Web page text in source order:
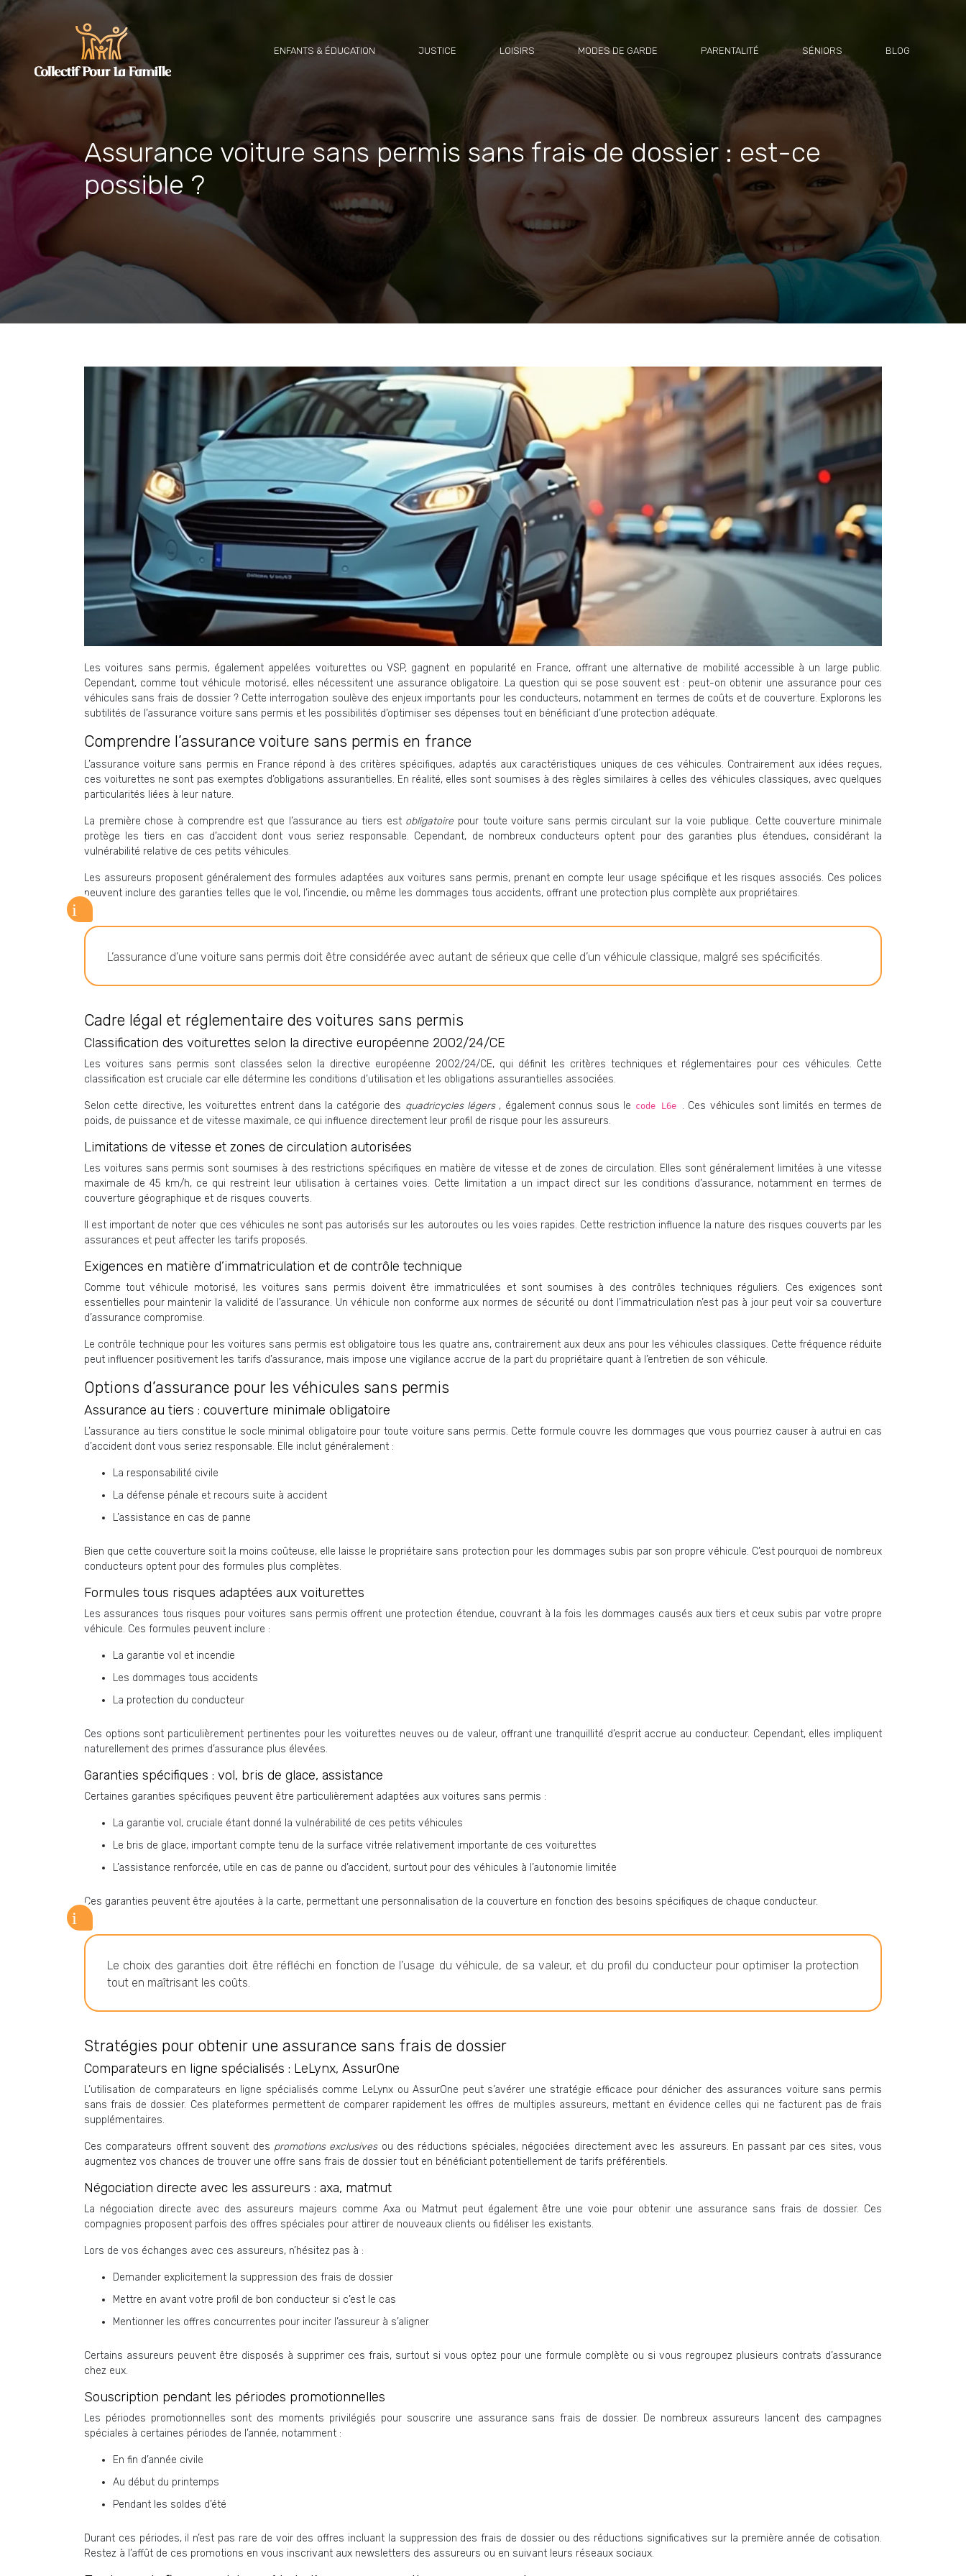
ENFANTS & ÉDUCATION JUSTICE LOISIRS MODES DE GARDE PARENTALITÉ SÉNIORS BLOG
Assurance voiture sans permis sans frais de dossier : est-ce
possible ?
Les voitures sans permis, également appelées voiturettes ou VSP, gagnent en popularité en France, offrant une alternative de mobilité accessible à un large public.
Cependant, comme tout véhicule motorisé, elles nécessitent une assurance obligatoire. La question qui se pose souvent est : peut-on obtenir une assurance pour ces
véhicules sans frais de dossier ? Cette interrogation soulève des enjeux importants pour les conducteurs, notamment en termes de coûts et de couverture. Explorons les
subtilités de l’assurance voiture sans permis et les possibilités d’optimiser ses dépenses tout en bénéficiant d’une protection adéquate.
Comprendre l’assurance voiture sans permis en france
L’assurance voiture sans permis en France répond à des critères spécifiques, adaptés aux caractéristiques uniques de ces véhicules. Contrairement aux idées reçues,
ces voiturettes ne sont pas exemptes d’obligations assurantielles. En réalité, elles sont soumises à des règles similaires à celles des véhicules classiques, avec quelques
particularités liées à leur nature.
La première chose à comprendre est que l’assurance au tiers est obligatoire pour toute voiture sans permis circulant sur la voie publique. Cette couverture minimale
protège les tiers en cas d’accident dont vous seriez responsable. Cependant, de nombreux conducteurs optent pour des garanties plus étendues, considérant la
vulnérabilité relative de ces petits véhicules.
Les assureurs proposent généralement des formules adaptées aux voitures sans permis, prenant en compte leur usage spécifique et les risques associés. Ces polices
peuvent inclure des garanties telles que le vol, l’incendie, ou même les dommages tous accidents, offrant une protection plus complète aux propriétaires.
L’assurance d’une voiture sans permis doit être considérée avec autant de sérieux que celle d’un véhicule classique, malgré ses spécificités.
Cadre légal et réglementaire des voitures sans permis
Classification des voiturettes selon la directive européenne 2002/24/CE
Les voitures sans permis sont classées selon la directive européenne 2002/24/CE, qui définit les critères techniques et réglementaires pour ces véhicules. Cette
classification est cruciale car elle détermine les conditions d’utilisation et les obligations assurantielles associées.
Selon cette directive, les voiturettes entrent dans la catégorie des quadricycles légers, également connus sous le code L6e . Ces véhicules sont limités en termes de
poids, de puissance et de vitesse maximale, ce qui influence directement leur profil de risque pour les assureurs.
Limitations de vitesse et zones de circulation autorisées
Les voitures sans permis sont soumises à des restrictions spécifiques en matière de vitesse et de zones de circulation. Elles sont généralement limitées à une vitesse
maximale de 45 km/h, ce qui restreint leur utilisation à certaines voies. Cette limitation a un impact direct sur les conditions d’assurance, notamment en termes de
couverture géographique et de risques couverts.
Il est important de noter que ces véhicules ne sont pas autorisés sur les autoroutes ou les voies rapides. Cette restriction influence la nature des risques couverts par les
assurances et peut affecter les tarifs proposés.
Exigences en matière d’immatriculation et de contrôle technique
Comme tout véhicule motorisé, les voitures sans permis doivent être immatriculées et sont soumises à des contrôles techniques réguliers. Ces exigences sont
essentielles pour maintenir la validité de l’assurance. Un véhicule non conforme aux normes de sécurité ou dont l’immatriculation n’est pas à jour peut voir sa couverture
d’assurance compromise.
Le contrôle technique pour les voitures sans permis est obligatoire tous les quatre ans, contrairement aux deux ans pour les véhicules classiques. Cette fréquence réduite
peut influencer positivement les tarifs d’assurance, mais impose une vigilance accrue de la part du propriétaire quant à l’entretien de son véhicule.
Options d’assurance pour les véhicules sans permis
Assurance au tiers : couverture minimale obligatoire
L’assurance au tiers constitue le socle minimal obligatoire pour toute voiture sans permis. Cette formule couvre les dommages que vous pourriez causer à autrui en cas
d’accident dont vous seriez responsable. Elle inclut généralement :
La responsabilité civile
La défense pénale et recours suite à accident
L’assistance en cas de panne
Bien que cette couverture soit la moins coûteuse, elle laisse le propriétaire sans protection pour les dommages subis par son propre véhicule. C’est pourquoi de nombreux
conducteurs optent pour des formules plus complètes.
Formules tous risques adaptées aux voiturettes
Les assurances tous risques pour voitures sans permis offrent une protection étendue, couvrant à la fois les dommages causés aux tiers et ceux subis par votre propre
véhicule. Ces formules peuvent inclure :
La garantie vol et incendie
Les dommages tous accidents
La protection du conducteur
Ces options sont particulièrement pertinentes pour les voiturettes neuves ou de valeur, offrant une tranquillité d’esprit accrue au conducteur. Cependant, elles impliquent
naturellement des primes d’assurance plus élevées.
Garanties spécifiques : vol, bris de glace, assistance
Certaines garanties spécifiques peuvent être particulièrement adaptées aux voitures sans permis :
La garantie vol, cruciale étant donné la vulnérabilité de ces petits véhicules
Le bris de glace, important compte tenu de la surface vitrée relativement importante de ces voiturettes
L’assistance renforcée, utile en cas de panne ou d’accident, surtout pour des véhicules à l’autonomie limitée
Ces garanties peuvent être ajoutées à la carte, permettant une personnalisation de la couverture en fonction des besoins spécifiques de chaque conducteur.
Le choix des garanties doit être réfléchi en fonction de l’usage du véhicule, de sa valeur, et du profil du conducteur pour optimiser la protection
tout en maîtrisant les coûts.
Stratégies pour obtenir une assurance sans frais de dossier
Comparateurs en ligne spécialisés : LeLynx, AssurOne
L’utilisation de comparateurs en ligne spécialisés comme LeLynx ou AssurOne peut s’avérer une stratégie efficace pour dénicher des assurances voiture sans permis
sans frais de dossier. Ces plateformes permettent de comparer rapidement les offres de multiples assureurs, mettant en évidence celles qui ne facturent pas de frais
supplémentaires.
Ces comparateurs offrent souvent des promotions exclusives ou des réductions spéciales, négociées directement avec les assureurs. En passant par ces sites, vous
augmentez vos chances de trouver une offre sans frais de dossier tout en bénéficiant potentiellement de tarifs préférentiels.
Négociation directe avec les assureurs : axa, matmut
La négociation directe avec des assureurs majeurs comme Axa ou Matmut peut également être une voie pour obtenir une assurance sans frais de dossier. Ces
compagnies proposent parfois des offres spéciales pour attirer de nouveaux clients ou fidéliser les existants.
Lors de vos échanges avec ces assureurs, n’hésitez pas à :
Demander explicitement la suppression des frais de dossier
Mettre en avant votre profil de bon conducteur si c’est le cas
Mentionner les offres concurrentes pour inciter l’assureur à s’aligner
Certains assureurs peuvent être disposés à supprimer ces frais, surtout si vous optez pour une formule complète ou si vous regroupez plusieurs contrats d’assurance
chez eux.
Souscription pendant les périodes promotionnelles
Les périodes promotionnelles sont des moments privilégiés pour souscrire une assurance sans frais de dossier. De nombreux assureurs lancent des campagnes
spéciales à certaines périodes de l’année, notamment :
En fin d’année civile
Au début du printemps
Pendant les soldes d’été
Durant ces périodes, il n’est pas rare de voir des offres incluant la suppression des frais de dossier ou des réductions significatives sur la première année de cotisation.
Restez à l’affût de ces promotions en vous inscrivant aux newsletters des assureurs ou en suivant leurs réseaux sociaux.